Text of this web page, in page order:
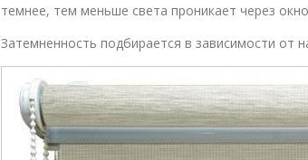
темнее, тем меньше света проникает через
Затемненность подбирается в зависимости от